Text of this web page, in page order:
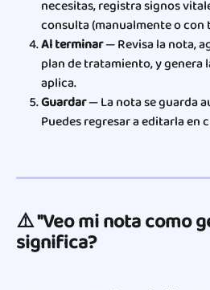
necesitas, registra signos
consulta (manualmente o
Al terminar — Revisa la nota,
plan de tratamiento, y genera
aplica.
Guardar — La nota se guarda
Puedes regresar a editarla en
⚠️ "Veo mi nota como
significa?